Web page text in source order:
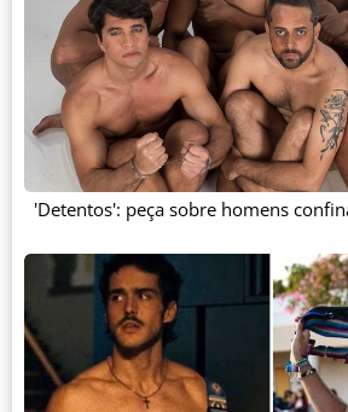
'Detentos': peça sobre homens